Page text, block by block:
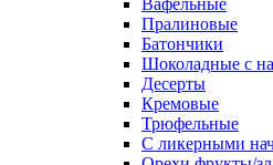
Вафельные
Пралиновые
Батончики
Шоколадные с
Десерты
Кремовые
Трюфельные
С ликерными